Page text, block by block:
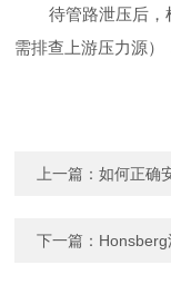
待管路泄压后，
需排查上游压力源）
上一篇：如何正确
下一篇： Honsberg